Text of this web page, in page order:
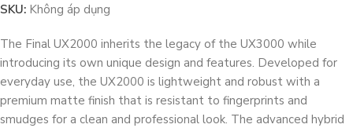
SKU: Không áp dụng
The Final UX2000 inherits the legacy of the UX3000 while
introducing its own unique design and features. Developed for
everyday use, the UX2000 is lightweight and robust with a
premium matte finish that is resistant to fingerprints and
smudges for a clean and professional look. The advanced hybrid